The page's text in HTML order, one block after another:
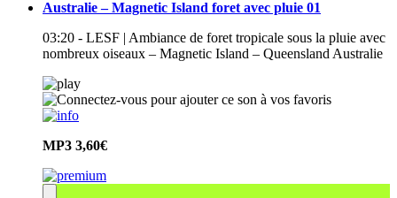
Australie – Magnetic Island foret avec pluie 01
03:20 - LESF | Ambiance de foret tropicale sous la pluie avec
nombreux oiseaux – Magnetic Island – Queensland Australie
MP3 3,60€